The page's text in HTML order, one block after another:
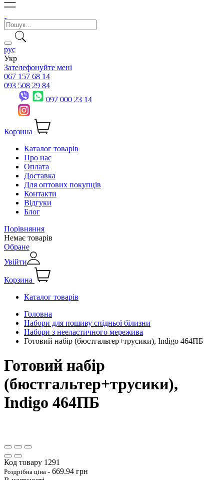
рус
Укр
Зателефонуйте мені
067 157 68 14
093 508 29 84
097 000 23 14
Корзина
Каталог товарів
Про нас
Оплата
Доставка
Для оптових покупців
Контакти
Відгуки
Блог
Порівняння
Немає товарів
Обране
Увійти
Корзина
Каталог товарів
Головна
Набори для пошиву спідньої білизни
Набори з нееластичного мережива
Готовий набір (бюстгальтер+трусики), Indigo 464ПБ
Готовий набір
(бюстгальтер+трусики),
Indigo 464ПБ
Код товару 1291
Роздрібна ціна - 669.94 грн